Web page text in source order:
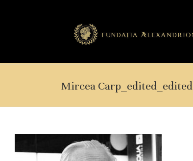
Mircea Carp_edited_edited